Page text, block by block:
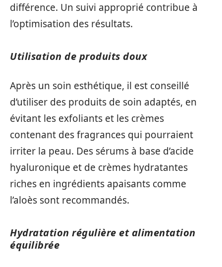
différence. Un suivi approprié contribue à
l’optimisation des résultats.
Utilisation de produits doux
Après un soin esthétique, il est conseillé
d’utiliser des produits de soin adaptés, en
évitant les exfoliants et les crèmes
contenant des fragrances qui pourraient
irriter la peau. Des sérums à base d’acide
hyaluronique et de crèmes hydratantes
riches en ingrédients apaisants comme
l’aloès sont recommandés.
Hydratation régulière et alimentation
équilibrée